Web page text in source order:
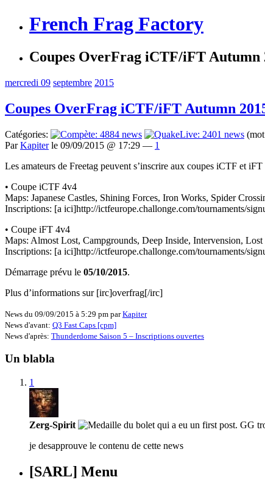
French Frag Factory
Coupes OverFrag iCTF/iFT Autumn
mercredi 09 septembre 2015
Coupes OverFrag iCTF/iFT Autumn
Catégories:
ParKapiterle 09/09/2015 @ 17:29 — 1
Les amateurs de Freetag peuvent s’inscrire aux coupes iCTF et
• Coupe iCTF 4v4
Maps: Japanese Castles, Shining Forces, Iron Works, Spider
Inscriptions: [a ici]http://ictfeurope.challonge.com/tournaments/
• Coupe iFT 4v4
Maps: Almost Lost, Campgrounds, Deep Inside, Intervension,
Inscriptions: [a ici]http://ictfeurope.challonge.com/tournaments/
Démarrage prévu le 05/10/2015.
Plus d’informations sur [irc]overfrag[/irc]
News du 09/09/2015 à 5:29 pm parKapiter
News d'avant: Q3 Fast Caps [cpm]
News d'après: Thunderdome Saison 5 – Inscriptions ouvertes
Un blabla
1
Zerg-Spirit
je desapprouve le contenu de cette news
[SARL] Menu